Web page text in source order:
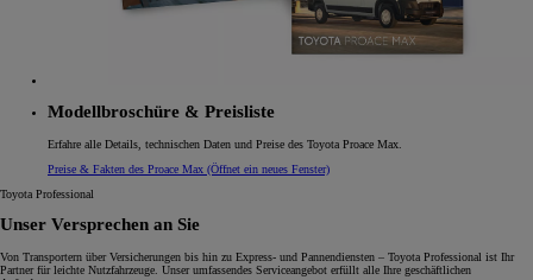
Modellbroschüre & Preisliste
Erfahre alle Details, technischen Daten und Preise des Toyota Proace Max.
Preise & Fakten des Proace Max (Öffnet ein neues Fenster)
Toyota Professional
Unser Versprechen an Sie
Von Transportern über Versicherungen bis hin zu Express- und Pannendiensten – Toyota Professional ist Ihr
Partner für leichte Nutzfahrzeuge. Unser umfassendes Serviceangebot erfüllt alle Ihre geschäftlichen